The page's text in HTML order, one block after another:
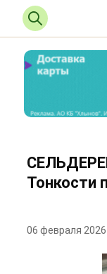
Тонкости
06 февраля 2026